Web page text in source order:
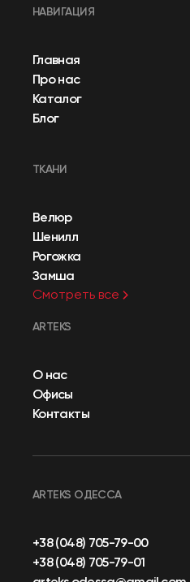
НАВИГАЦИЯ
Главная
Про нас
Каталог
Блог
ТКАНИ
Велюр
Шенилл
Рогожка
Замша
Смотреть все
ARTEKS
О нас
Офисы
Контакты
ARTEKS ОДЕССА
+38 (048) 705-79-00
+38 (048) 705-79-01